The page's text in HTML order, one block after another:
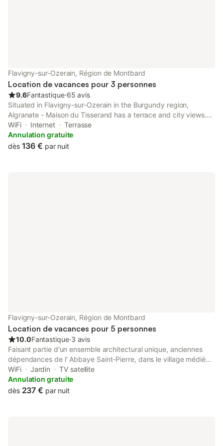
Flavigny-sur-Ozerain, Région de Montbard
Location de vacances pour 3 personnes
9.6Fantastique⋅65 avis
Situated in Flavigny-sur-Ozerain in the Burgundy region,
Algranate - Maison du Tisserand has a terrace and city views.
The property features quiet street views. Free WiFi is provided
throughout the property.
WiFi Internet
Terrasse
Annulation gratuite
dès 136 € par nuit
Flavigny-sur-Ozerain, Région de Montbard
Location de vacances pour 5 personnes
10.0Fantastique⋅3 avis
Faisant partie d'un ensemble architectural unique, anciennes
dépendances de l' Abbaye Saint-Pierre, dans le village médiéval
de Flavigny-Sur-Ozerain où fût tourné le film "Le Chocolat" avec
Juliette Binoche et Johnny Depp, ce gîte a été entièrement
rénovés dans le style "Loft" en 2016. Il offre un logement
WiFi Jardin
TV satellite
Annulation gratuite
dès 237 € par nuit